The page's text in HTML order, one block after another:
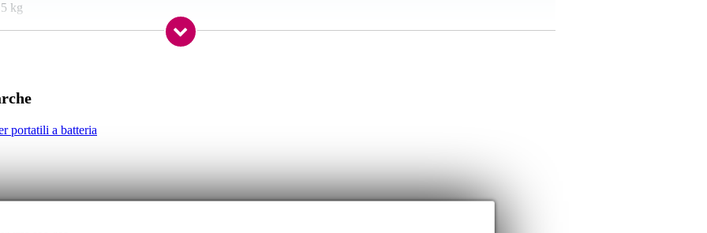
kg
stereo line in (TRS mini-jack), microphone input (TS jack)
specified
portatili a batteria